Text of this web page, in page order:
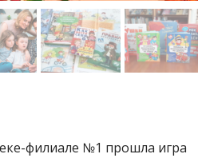
филиале №1 прошла игра